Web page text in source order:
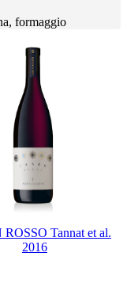
formaggio
Tannat et al.
2016